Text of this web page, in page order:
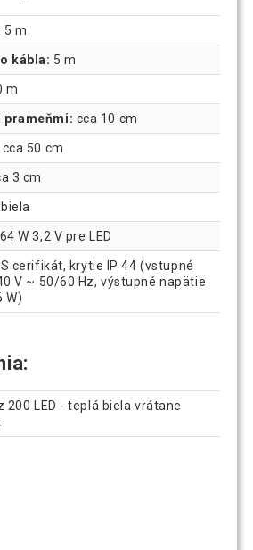
5 m
kábla: 5 m
m
cca 10 cm
cca 50 cm
3 cm
W 3,2 V pre LED
cerifikát, krytie IP 44 (vstupné
V ~ 50/60 Hz, výstupné napätie
W)
200 LED - teplá biela vrátane